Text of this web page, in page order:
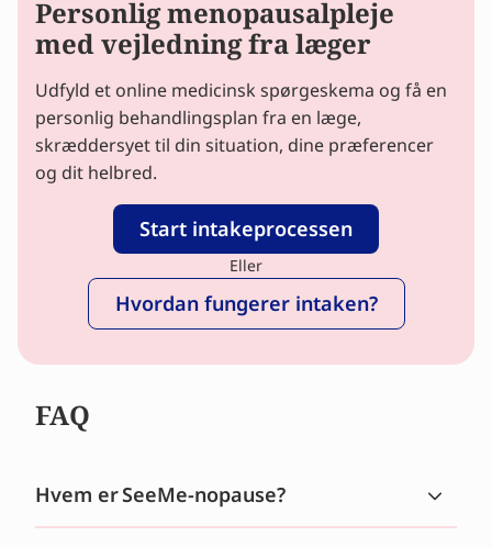
Personlig menopausalpleje
med vejledning fra læger
Udfyld et online medicinsk spørgeskema og få en
personlig behandlingsplan fra en læge,
skræddersyet til din situation, dine præferencer
og dit helbred.
Start intakeprocessen
Eller
Hvordan fungerer intaken?
FAQ
Hvem er SeeMe-nopause?